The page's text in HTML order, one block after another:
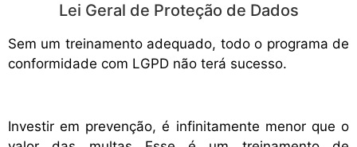
Lei Geral de Proteção de Dados
Sem um treinamento adequado, todo o programa de
conformidade com LGPD não terá sucesso.
Investir em prevenção, é infinitamente menor que o